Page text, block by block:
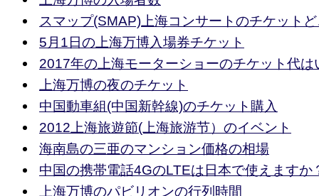
スマップ(SMAP)上海コンサートのチケット
5月1日の上海万博入場券チケット
2017年の上海モーターショーのチケット代は
上海万博の夜のチケット
中国動車組(中国新幹線)のチケット購入
2012上海旅遊節(上海旅游节）のイベント
海南島の三亜のマンション価格の相場
中国の携帯電話4GのLTEは日本で使えますか
上海万博のパビリオンの行列時間